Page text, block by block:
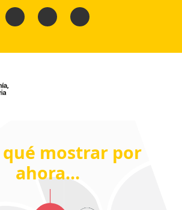
qué mostrar por
ahora...